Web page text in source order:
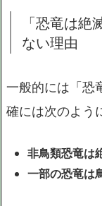
「恐竜は
ない理由
一般的には「恐
確には次のよう
非鳥類恐竜は
一部の恐竜は